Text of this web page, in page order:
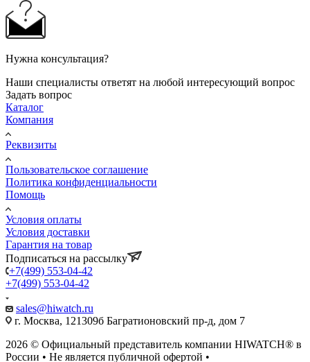
Нужна консультация?
Наши специалисты ответят на любой интересующий вопрос
Задать вопрос
Каталог
Компания
Реквизиты
Пользовательское соглашение
Политика конфиденциальности
Помощь
Условия оплаты
Условия доставки
Гарантия на товар
Подписаться на рассылку
+7(499) 553-04-42
+7(499) 553-04-42
sales@hiwatch.ru
г. Москва, 121309б Багратионовский пр-д, дом 7
2026 © Официальный представитель компании HIWATCH® в
России • Не является публичной офертой •